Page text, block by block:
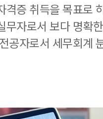
격증 취득을 목표로
무자로서 보다 명확
공자로서 세무회계